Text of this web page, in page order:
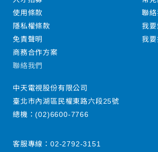
使用條款
隱私權條款
免責聲明
商務合作方案
聯絡
我要
我要
聯絡我們
中天電視股份有限公司
臺北市內湖區民權東路六段25號
總機：(02)6600-7766
客服專線： 02-2792-3151